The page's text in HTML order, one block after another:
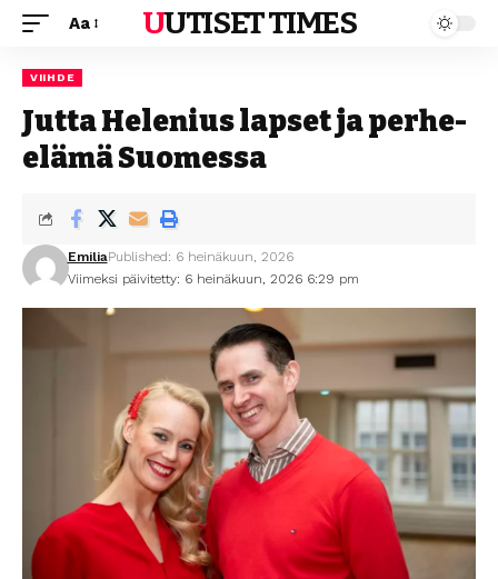
Aa UUTISET TIMES
VIIHDE
Jutta Helenius lapset ja perhe-
elämä Suomessa
Viimeksi päivitetty: 6 heinäkuun, 2026 6:29 pm
EmiliaPublished: 6 heinäkuun, 2026